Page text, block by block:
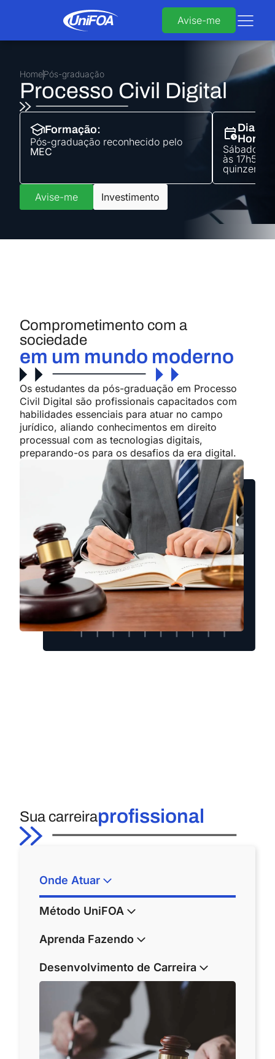
Avise-me
HomePós-graduação
Processo Civil Digital
Formação:
Pós-graduação reconhecido pelo
MEC
Dias e
Sábados
às 17h50
quinzenais)
Avise-me Investimento
Comprometimento com a
sociedade
em um mundo moderno
Os estudantes da pós-graduação em Processo
Civil Digital são profissionais capacitados com
habilidades essenciais para atuar no campo
jurídico, aliando conhecimentos em direito
processual com as tecnologias digitais,
preparando-os para os desafios da era digital.
Sua carreiraprofissional
Onde Atuar
Método UniFOA
Aprenda Fazendo
Desenvolvimento de Carreira